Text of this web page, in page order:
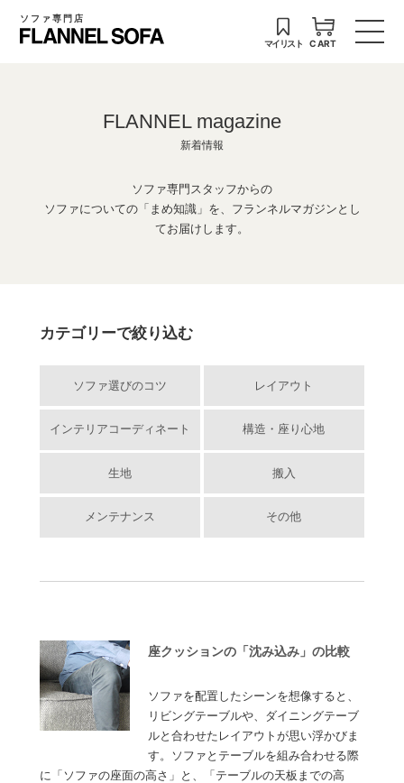
ソファ専門店
マイリスト CART
FLANNEL magazine
新着情報
ソファ専門スタッフからの
ソファについての「まめ知識」を、フランネルマガジンとし
てお届けします。
カテゴリーで絞り込む
ソファ選びのコツ レイアウト
インテリアコーディネート 構造・座り心地
生地 搬入
メンテナンス その他
座クッションの「沈み込み」の比較
ソファを配置したシーンを想像すると、
リビングテーブルや、ダイニングテーブ
ルと合わせたレイアウトが思い浮かびま
す。ソファとテーブルを組み合わせる際
に「ソファの座面の高さ」と、「テーブルの天板までの高